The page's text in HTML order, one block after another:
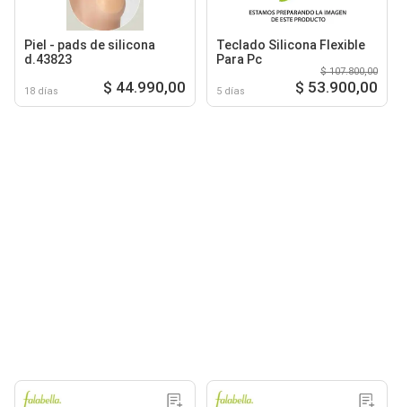
Piel - pads de silicona
d.43823
18 días $ 44.990,00
Teclado Silicona Flexible
Para Pc
5 días
$ 107.800,00
$ 53.900,00